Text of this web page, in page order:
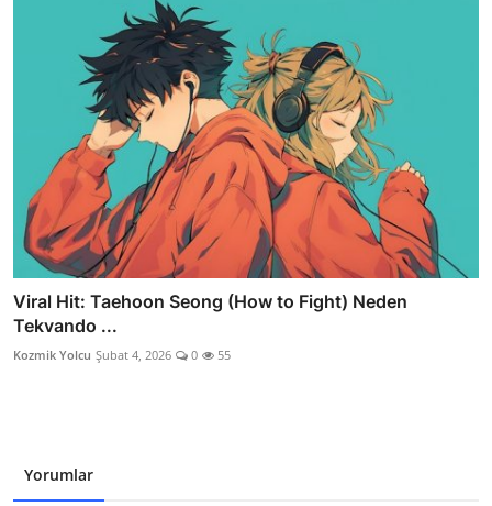
Viral Hit: Taehoon Seong (How to Fight) Neden
Tekvando ...
Kozmik Yolcu Şubat 4, 2026 0 55
Yorumlar